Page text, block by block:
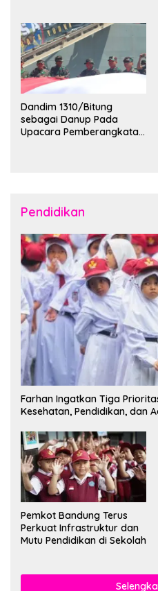
Dandim 1310/Bitung
sebagai Danup Pada
Upacara Pemberangkatan
Pendidikan
Farhan Ingatkan Tiga
Kesehatan, Pendidikan, dan
Pemkot Bandung Terus
Perkuat Infrastruktur dan
Mutu Pendidikan di Sekolah